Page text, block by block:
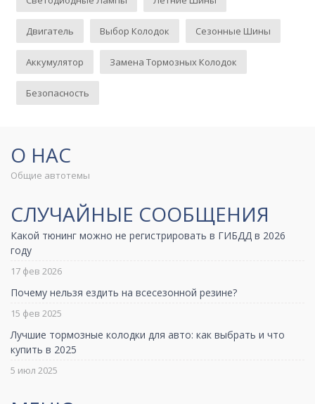
Двигатель Выбор Колодок Сезонные Шины
Аккумулятор Замена Тормозных Колодок
Безопасность
О НАС
Общие автотемы
СЛУЧАЙНЫЕ СООБЩЕНИЯ
Какой тюнинг можно не регистрировать в ГИБДД в 2026
году
17 фев 2026
Почему нельзя ездить на всесезонной резине?
15 фев 2025
Лучшие тормозные колодки для авто: как выбрать и что
купить в 2025
5 июл 2025